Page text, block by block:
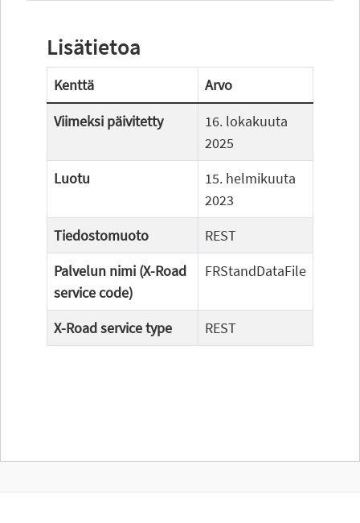
Lisätietoa
Kenttä
Arvo
Viimeksi päivitetty
16. lokakuuta
2025
Luotu
15. helmikuuta
2023
Tiedostomuoto
REST
Palvelun nimi (X-Road
service code)
FRStandDataFile
X-Road service type REST